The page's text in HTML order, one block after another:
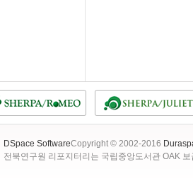
DSpace SoftwareCopyright © 2002-2016
전북연구원 리포지터리는 국립중앙도서관 OAK